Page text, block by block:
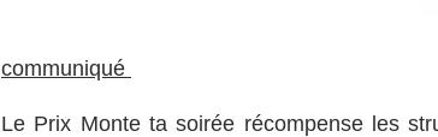
communiqué
Le Prix Monte ta soirée récompense les